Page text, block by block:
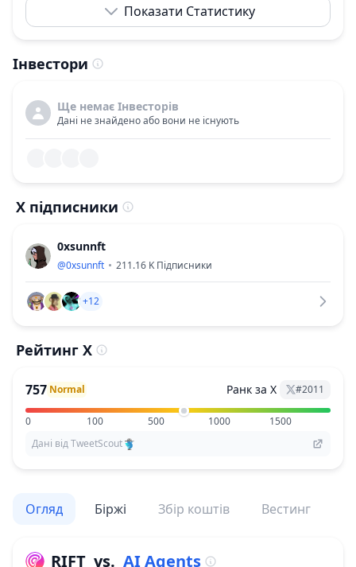
Показати Статистику
Інвестори
Ще немає Інвесторів
Дані не знайдено або вони не існують
X підписники
0xsunnft
@0xsunnft 211.16 K Підписники
+12
Рейтинг X
757 Normal Ранк за X #2011
0 100 500 1000
1500
Дані від TweetScout
Огляд Біржі Збір коштів Вестинг
RIFT vs. AI Agents